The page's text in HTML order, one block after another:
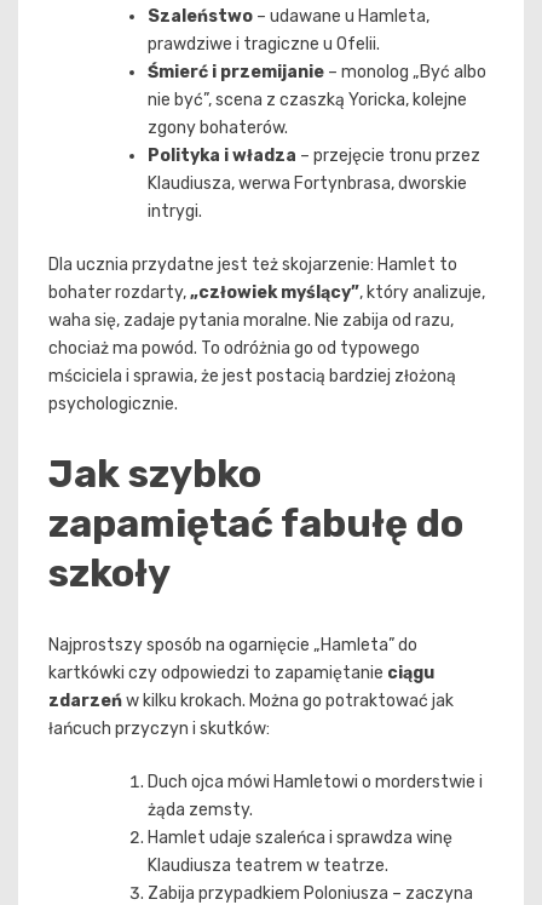
Szaleństwo – udawane u Hamleta,
prawdziwe i tragiczne u Ofelii.
Śmierć i przemijanie – monolog „Być albo
nie być”, scena z czaszką Yoricka, kolejne
zgony bohaterów.
Polityka i władza – przejęcie tronu przez
Klaudiusza, werwa Fortynbrasa, dworskie
intrygi.
Dla ucznia przydatne jest też skojarzenie: Hamlet to
bohater rozdarty,„człowiek myślący”, który analizuje,
waha się, zadaje pytania moralne. Nie zabija od razu,
chociaż ma powód. To odróżnia go od typowego
mściciela i sprawia, że jest postacią bardziej złożoną
psychologicznie.
Jak szybko
zapamiętać fabułę do
szkoły
Najprostszy sposób na ogarnięcie „Hamleta” do
kartkówki czy odpowiedzi to zapamiętanie ciągu
zdarzeńw kilku krokach. Można go potraktować jak
łańcuch przyczyn i skutków:
Duch ojca mówi Hamletowi o morderstwie i
żąda zemsty.
Hamlet udaje szaleńca i sprawdza winę
Klaudiusza teatrem w teatrze.
Zabija przypadkiem Poloniusza – zaczyna